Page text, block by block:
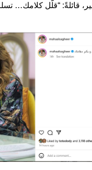
قائلةً: “قلّل كلامك…